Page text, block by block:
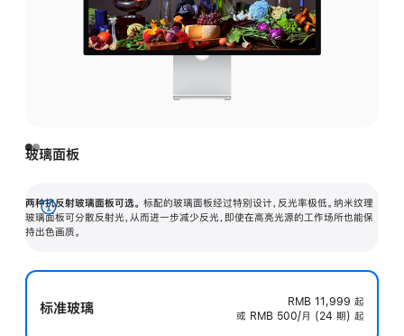
玻璃面板
两种抗反射玻璃面板可选。 标配的玻璃面板经过特别设计，反光率极低。纳米纹理
玻璃面板可分散反射光，从而进一步减少反光，即使在高亮光源的工作场所也能保
持出色画质。
展
开
标准玻璃 RMB 11,999 起
或 RMB 500/月 (24 期) 起